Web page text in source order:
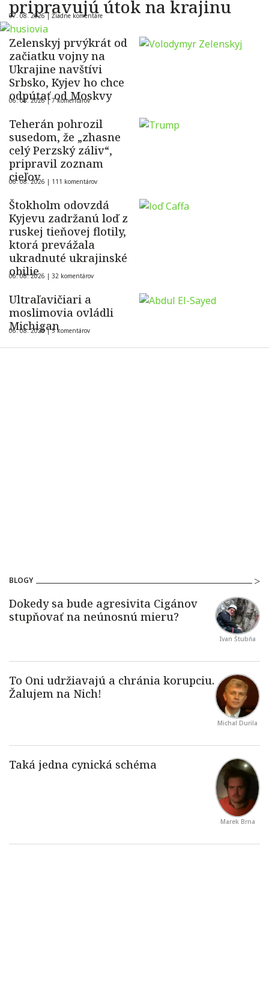
pripravujú útok na krajinu
07. 08. 2026 | Žiadne komentáre
Zelenskyj prvýkrát od
začiatku vojny na
Ukrajine navštívi
Srbsko, Kyjev ho chce
odpútať od Moskvy
06. 08. 2026 |7 komentárov
Teherán pohrozil
susedom, že „zhasne
celý Perzský záliv“,
pripravil zoznam
cieľov
06. 08. 2026 | 111 komentárov
Štokholm odovzdá
Kyjevu zadržanú loď z
ruskej tieňovej flotily,
ktorá prevážala
ukradnuté ukrajinské
obilie
06. 08. 2026 | 32 komentárov
Ultraľavičiari a
moslimovia ovládli
Michigan
06. 08. 2026 |5 komentárov
BLOGY
Ivan Štubňa
Michal Durila
Marek Brna